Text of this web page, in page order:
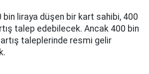
bin liraya düşen bir kart sahibi, 400
talep edebilecek. Ancak 400 bin
artış taleplerinde resmi gelir